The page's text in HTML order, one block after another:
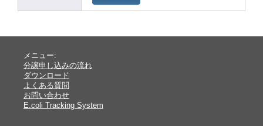
メニュー:
分譲申し込みの流れ
ダウンロード
よくある質問
お問い合わせ
E.coli Tracking System